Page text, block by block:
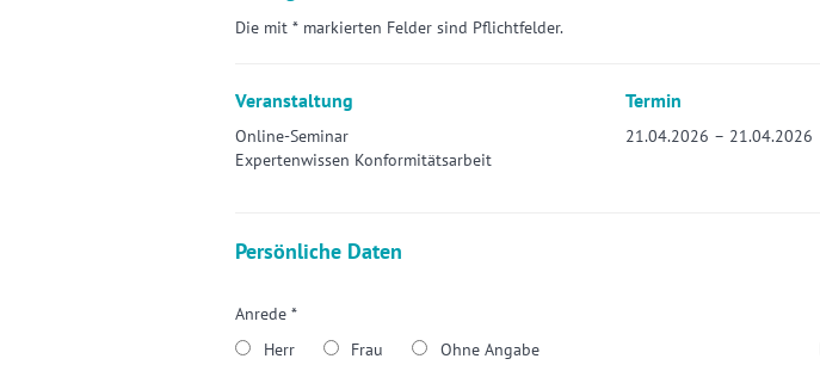
Die mit * markierten Felder sind Pflichtfelder.
Veranstaltung
Online-Seminar
Expertenwissen Konformitätsarbeit
Termin
21.04.2026 – 21.04.2026
Persönliche Daten
Anrede *
Herr
Frau Ohne Angabe